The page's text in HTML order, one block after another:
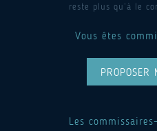
reste plus qu’à le
Vous êtes
PROPOSER
Les